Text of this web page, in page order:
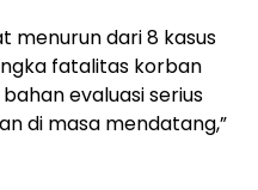
menurun dari 8 kasus
fatalitas korban
evaluasi serius
di masa mendatang,”